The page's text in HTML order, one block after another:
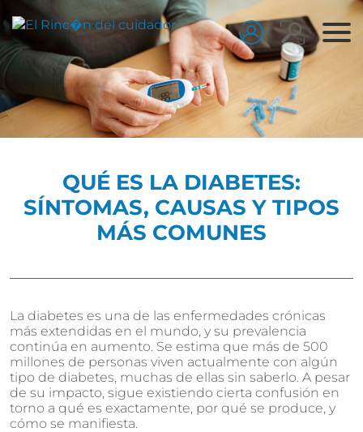
QUÉ ES LA DIABETES:
SÍNTOMAS, CAUSAS Y TIPOS
MÁS COMUNES
La diabetes es una de las enfermedades crónicas
más extendidas en el mundo, y su prevalencia
continúa en aumento. Se estima que más de 500
millones de personas viven actualmente con algún
tipo de diabetes, muchas de ellas sin saberlo. A pesar
de su impacto, sigue existiendo cierta confusión en
torno a qué es exactamente, por qué se produce, y
cómo se manifiesta.